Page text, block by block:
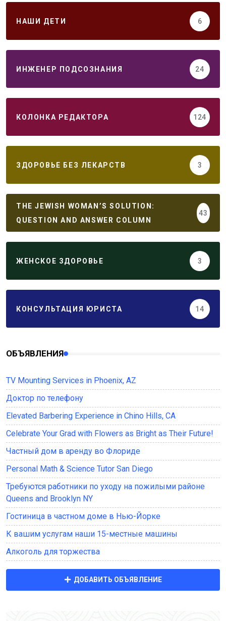
НАШИ ДЕТИ 6
ИНЖЕНЕР ПОДСОЗНАНИЯ 24
КОЛОНКА РЕДАКТОРА 124
ЗДОРОВЬЕ БЕЗ ЛЕКАРСТВ 3
THE JEWISH WOMAN’S SOLUTION:
QUESTION AND ANSWER COLUMN
43
ЖЕНСКОЕ ЗДОРОВЬЕ 3
КОНСУЛЬТАЦИЯ ЮРИСТА 14
ОБЪЯВЛЕНИЯ
TV Mounting Services in Phoenix, AZ
Доктор по телефону
Elevated Barbering Experience in Chino Hills, CA
Celebrate Your Grad with Flowers as Bright as Their Future!
Частный дом в аренду во Флориде
Personal Math & Science Tutor San Diego
Требуются работники по уходу на пожилыми районе
Queens and Brooklyn NY
Гостиница в частном доме в Нью-Йорке
К вашим услугам наши 15-местные машины
Алкоголь для торжества
ДОБАВИТЬ ОБЪЯВЛЕНИЕ